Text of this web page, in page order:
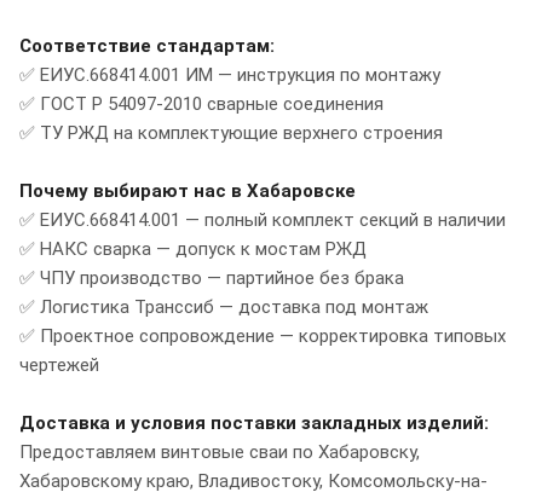
Соответствие стандартам:
✅ ЕИУС.668414.001 ИМ — инструкция по монтажу
✅ ГОСТ Р 54097-2010 сварные соединения
✅ ТУ РЖД на комплектующие верхнего строения
Почему выбирают нас в Хабаровске
✅ ЕИУС.668414.001 — полный комплект секций в наличии
✅ НАКС сварка — допуск к мостам РЖД
✅ ЧПУ производство — партийное без брака
✅ Логистика Транссиб — доставка под монтаж
✅ Проектное сопровождение — корректировка типовых
чертежей
Доставка и условия поставки закладных изделий:
Предоставляем винтовые сваи по Хабаровску,
Хабаровскому краю, Владивостоку, Комсомольску-на-